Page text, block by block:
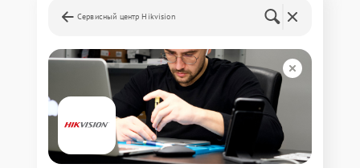
Сервисный центр Hikvision